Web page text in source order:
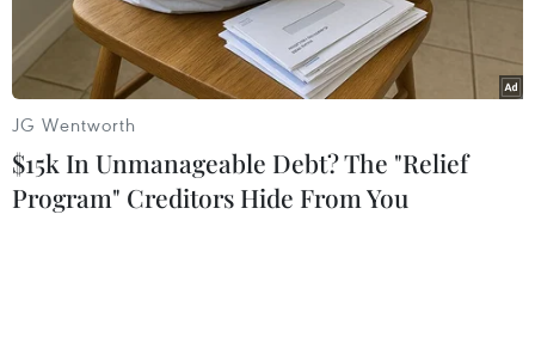
JG Wentworth
$15k In Unmanageable Debt? The "Relief
Program" Creditors Hide From You